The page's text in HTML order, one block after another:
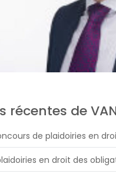
récentes de
de plaidoiries en
en droit des